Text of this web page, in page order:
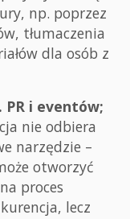
np. poprzez
tłumaczenia
dla osób z
PR i eventów;
nie odbiera
narzędzie –
otworzyć
proces
lecz